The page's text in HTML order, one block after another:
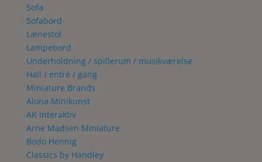
Sofa
Sofabord
Lænestol
Lampebord
Underholdning / spillerum / musikværelse
Hall / entré / gang
Miniature Brands
Alona Minikunst
AK Interaktiv
Arne Madsen Miniature
Bodo Hennig
Classics by Handley